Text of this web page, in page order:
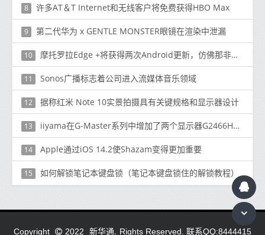
8 许多AT＆T Internet和无线客户将免费获得HBO Max
9 第二代华为 x GENTLE MONSTER眼镜在渲染中泄漏
10 摩托罗拉Edge +将获得两次Android更新，仿佛那非同寻常
11 Sonos广播标志着公司进入流媒体音乐领域
12 据称红米 Note 10实景拍摄具有关键规格和显示器设计
13 iiyama在G-Master系列中增加了两个显示器G2466HSU和GB3266QSU
14 Apple通过iOS 14.2使Shazam变得更加重要
15 如何解锁笔记本键盘锁（笔记本键盘锁住的解锁教程）
Copyright 2022 新华通. Rights Reserved. 联系QQ:8444415